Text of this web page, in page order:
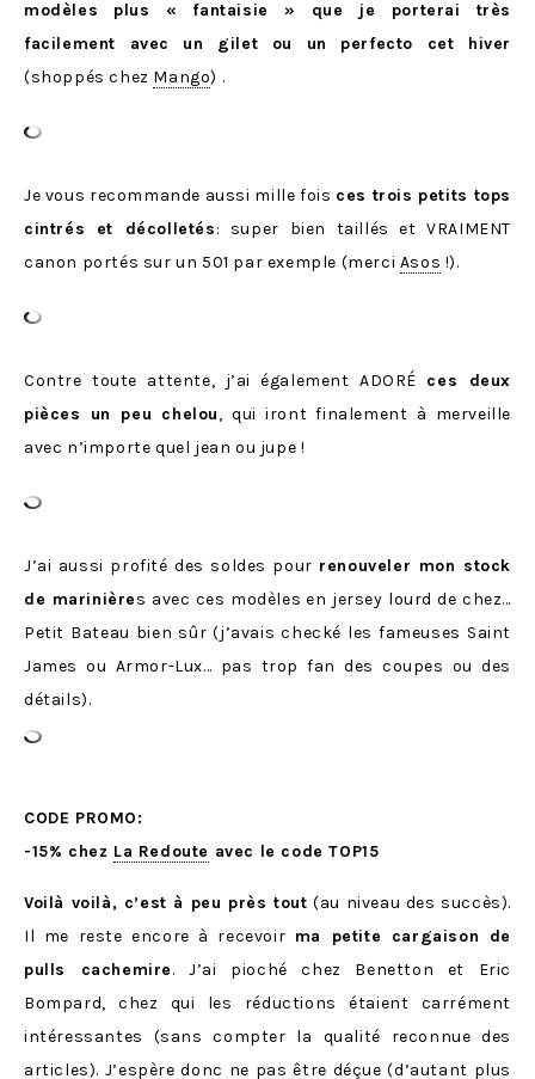
modèles plus « fantaisie » que je porterai très
facilement avec un gilet ou un perfecto cet hiver
(shoppés chez Mango) .
Je vous recommande aussi mille fois ces trois petits tops
cintrés et décolletés: super bien taillés et VRAIMENT
canon portés sur un 501 par exemple (merci Asos !).
Contre toute attente, j’ai également ADORÉ ces deux
pièces un peu chelou, qui iront finalement à merveille
avec n’importe quel jean ou jupe !
J’ai aussi profité des soldes pour renouveler mon stock
de marinières avec ces modèles en jersey lourd de chez…
Petit Bateau bien sûr (j’avais checké les fameuses Saint
James ou Armor-Lux… pas trop fan des coupes ou des
détails).
CODE PROMO:
-15% chez La Redoute avec le code TOP15
Voilà voilà, c’est à peu près tout (au niveau des succès).
Il me reste encore à recevoir ma petite cargaison de
pulls cachemire. J’ai pioché chez Benetton et Eric
Bompard, chez qui les réductions étaient carrément
intéressantes (sans compter la qualité reconnue des
articles). J’espère donc ne pas être déçue (d’autant plus